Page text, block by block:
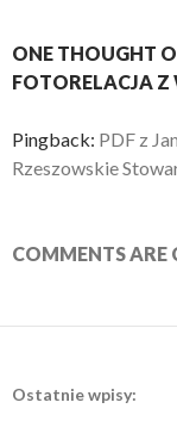
ONE THOUGHT
FOTORELACJA Z
Pingback: PDF z
Rzeszowskie
COMMENTS ARE
Ostatnie wpisy: